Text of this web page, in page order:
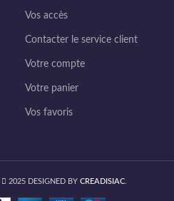
Vos accès
Contacter le service client
Votre compte
Votre panier
Vos favoris
2025 DESIGNED BY CREADISIAC.